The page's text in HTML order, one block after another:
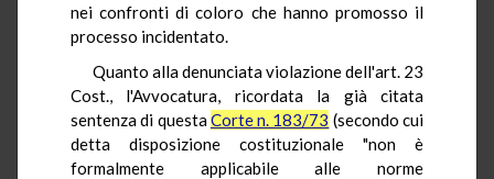
nei confronti di coloro che hanno promosso il
processo incidentato.
Quanto alla denunciata violazione dell'art. 23
Cost., l'Avvocatura, ricordata la già citata
sentenza di questaCorte n. 183/73 (secondo cui
detta disposizione costituzionale "non è
formalmente applicabile alle norme